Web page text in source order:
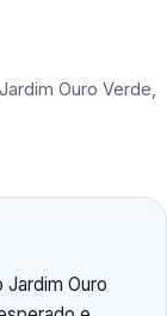
Jardim Ouro Verde,
Ouro